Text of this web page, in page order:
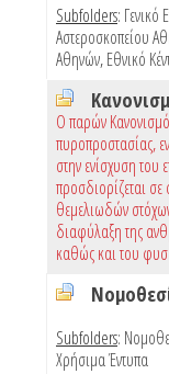
Subfolders: Γενικό
Αστεροσκοπείου
Αθηνών,Εθνικό
Ο παρών
πυροπροστασίας,
στην ενίσχυση του
προσδιορίζεται σε
θεμελιωδών
διαφύλαξη της
καθώς και του
Subfolders:
Χρήσιμα Έντυπα